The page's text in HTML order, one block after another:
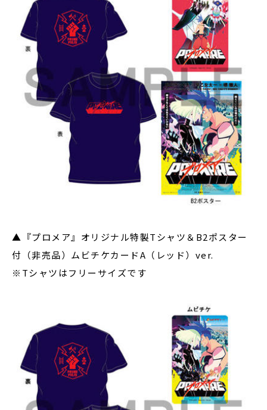
▲『プロメア』オリジナル特製Tシャツ＆B2ポスター
付（非売品）ムビチケカードA（レッド）ver.
※Tシャツはフリーサイズです